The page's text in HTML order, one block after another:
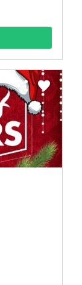
share favorite